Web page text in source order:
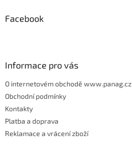
aFacebook
Informace pro vás
O internetovém obchodě www.panag.cz
Obchodní podmínky
Kontakty
Platba a doprava
Reklamace a vrácení zboží